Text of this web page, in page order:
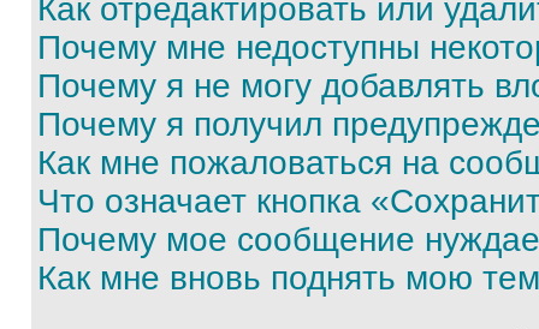
Как отредактировать или
Почему мне недоступны
Почему я не могу добавлять
Почему я получил
Как мне пожаловаться на
Что означает кнопка
Почему мое сообщение
Как мне вновь поднять мою